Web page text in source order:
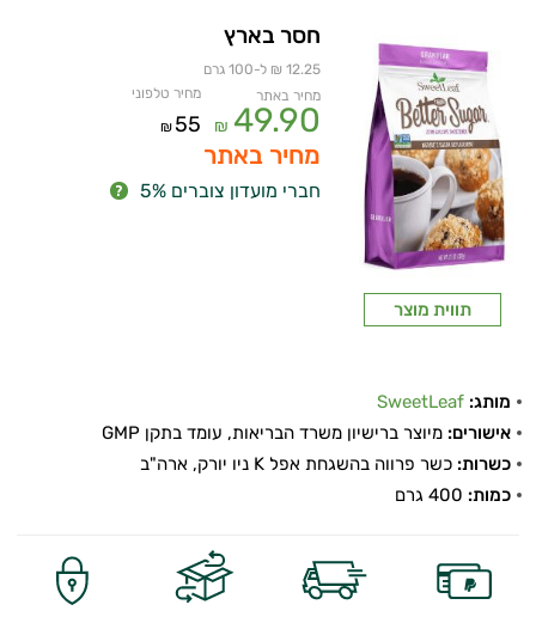
ביותר
נפיחות
בטנית
שורפי
שומן
שמירת
שובע
לבקרת
תווית מוצר
חסר בארץ
12.25 ₪ ל-100 גרם
מחיר באתר
49.90
₪
מחיר טלפוני
55
₪
מחיר באתר
חברי מועדון צוברים 5%
מותג: SweetLeaf
אישורים: מיוצר ברישיון משרד הבריאות, עומד בתקן GMP
כשרות: כשר פרווה בהשגחת אפל K ניו יורק, ארה"ב
כמות: